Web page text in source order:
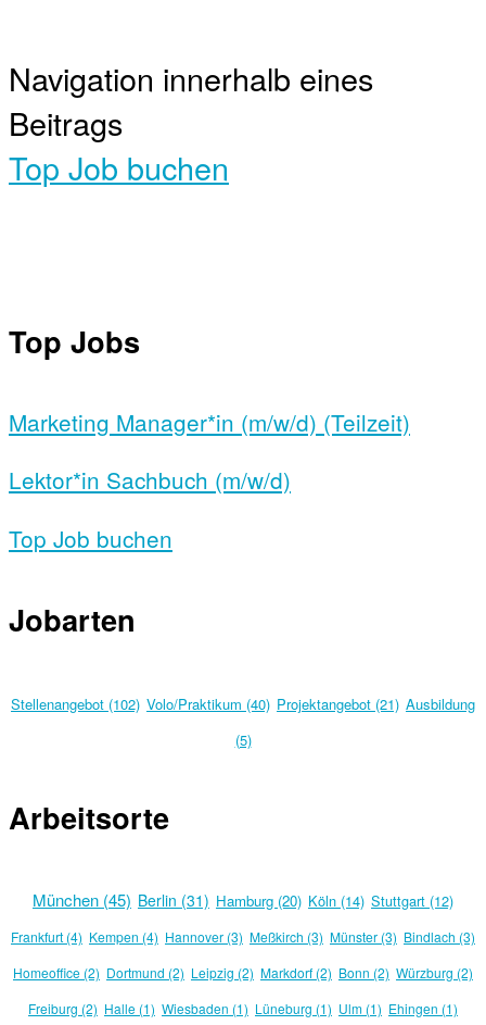
Navigation innerhalb eines
Beitrags
Top Job buchen
Top Jobs
Marketing Manager*in (m/w/d) (Teilzeit)
Lektor*in Sachbuch (m/w/d)
Top Job buchen
Jobarten
Stellenangebot (102) Volo/Praktikum (40) Projektangebot (21) Ausbildung
(5)
Arbeitsorte
München (45) Berlin (31) Hamburg (20) Köln (14) Stuttgart (12)
Frankfurt (4) Kempen (4) Hannover (3) Meßkirch (3) Münster (3) Bindlach (3)
Homeoffice (2) Dortmund (2) Leipzig (2) Markdorf (2) Bonn (2) Würzburg (2)
Freiburg (2) Halle (1) Wiesbaden (1) Lüneburg (1) Ulm (1) Ehingen (1)